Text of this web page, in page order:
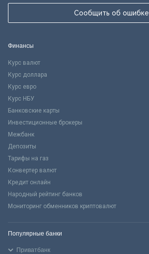
Сообщить об ошибке
Финансы
Курс валют
Курс доллара
Курс евро
Курс НБУ
Банковские карты
Инвестиционные брокеры
Межбанк
Депозиты
Тарифы на газ
Конвертер валют
Кредит онлайн
Народный рейтинг банков
Мониторинг обменников криптовалют
Популярные банки
Приватбанк